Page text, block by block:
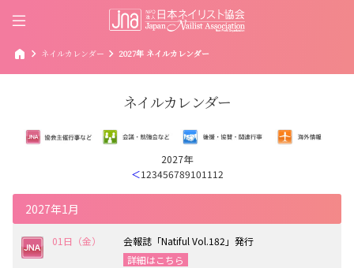
home chevron_right ネイルカレンダー chevron_right 2027年 ネイルカレンダー
ネイルカレンダー
2027年
＜1234567891011 12
2027年1月
01日（金）
会報誌「Natiful Vol.182」発行
詳細はこちら